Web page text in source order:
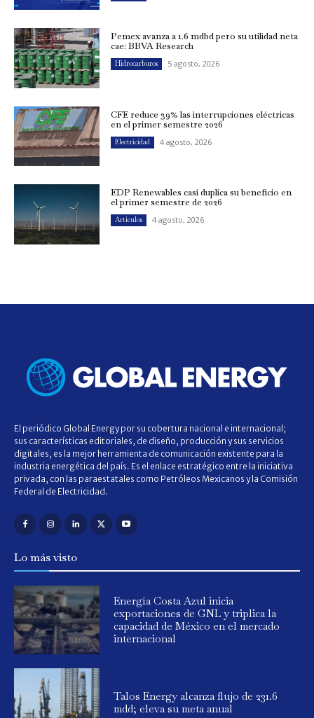
Pemex avanza a 1.6 mdbd pero su utilidad neta
cae: BBVA Research
Hidrocarburos 5 agosto, 2026
CFE reduce 39% las interrupciones eléctricas
en el primer semestre 2026
Electricidad 4 agosto, 2026
EDP Renewables casi duplica su beneficio en
el primer semestre de 2026
Artículos 4 agosto, 2026
El periódico Global Energy por su cobertura nacional e internacional;
sus características editoriales, de diseño, producción y sus servicios
digitales, es la mejor herramienta de comunicación existente para la
industria energética del país. Es el enlace estratégico entre la iniciativa
privada, con las paraestatales como Petróleos Mexicanos y la Comisión
Federal de Electricidad.
Lo más visto
Energía Costa Azul inicia
exportaciones de GNL y triplica la
capacidad de México en el mercado
internacional
Talos Energy alcanza flujo de 231.6
mdd; eleva su meta anual